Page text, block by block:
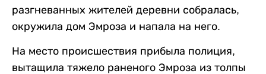
разгневанных жителей деревни собралась,
окружила дом Эмроза и напала на него.
На место происшествия прибыла полиция,
вытащила тяжело раненого Эмроза из толпы